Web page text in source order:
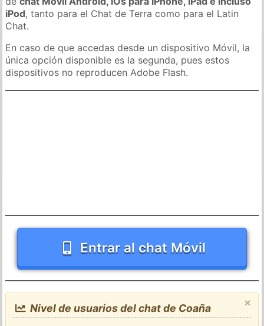
iPod, tanto para el Chat de Terra como para el Latin
Chat.
En caso de que accedas desde un dispositivo Móvil, la
única opción disponible es la segunda, pues estos
dispositivos no reproducen Adobe Flash.
Entrar al chat Móvil
×
Nivel de usuarios del chat de Coaña